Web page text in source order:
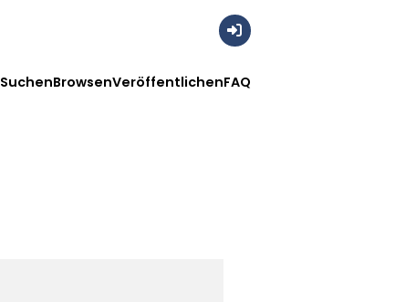
SuchenBrowsenVeröffentlichenFAQ